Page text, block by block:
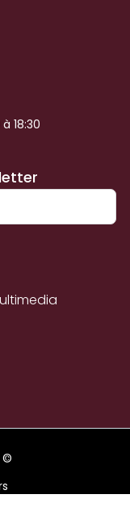
18:30
©